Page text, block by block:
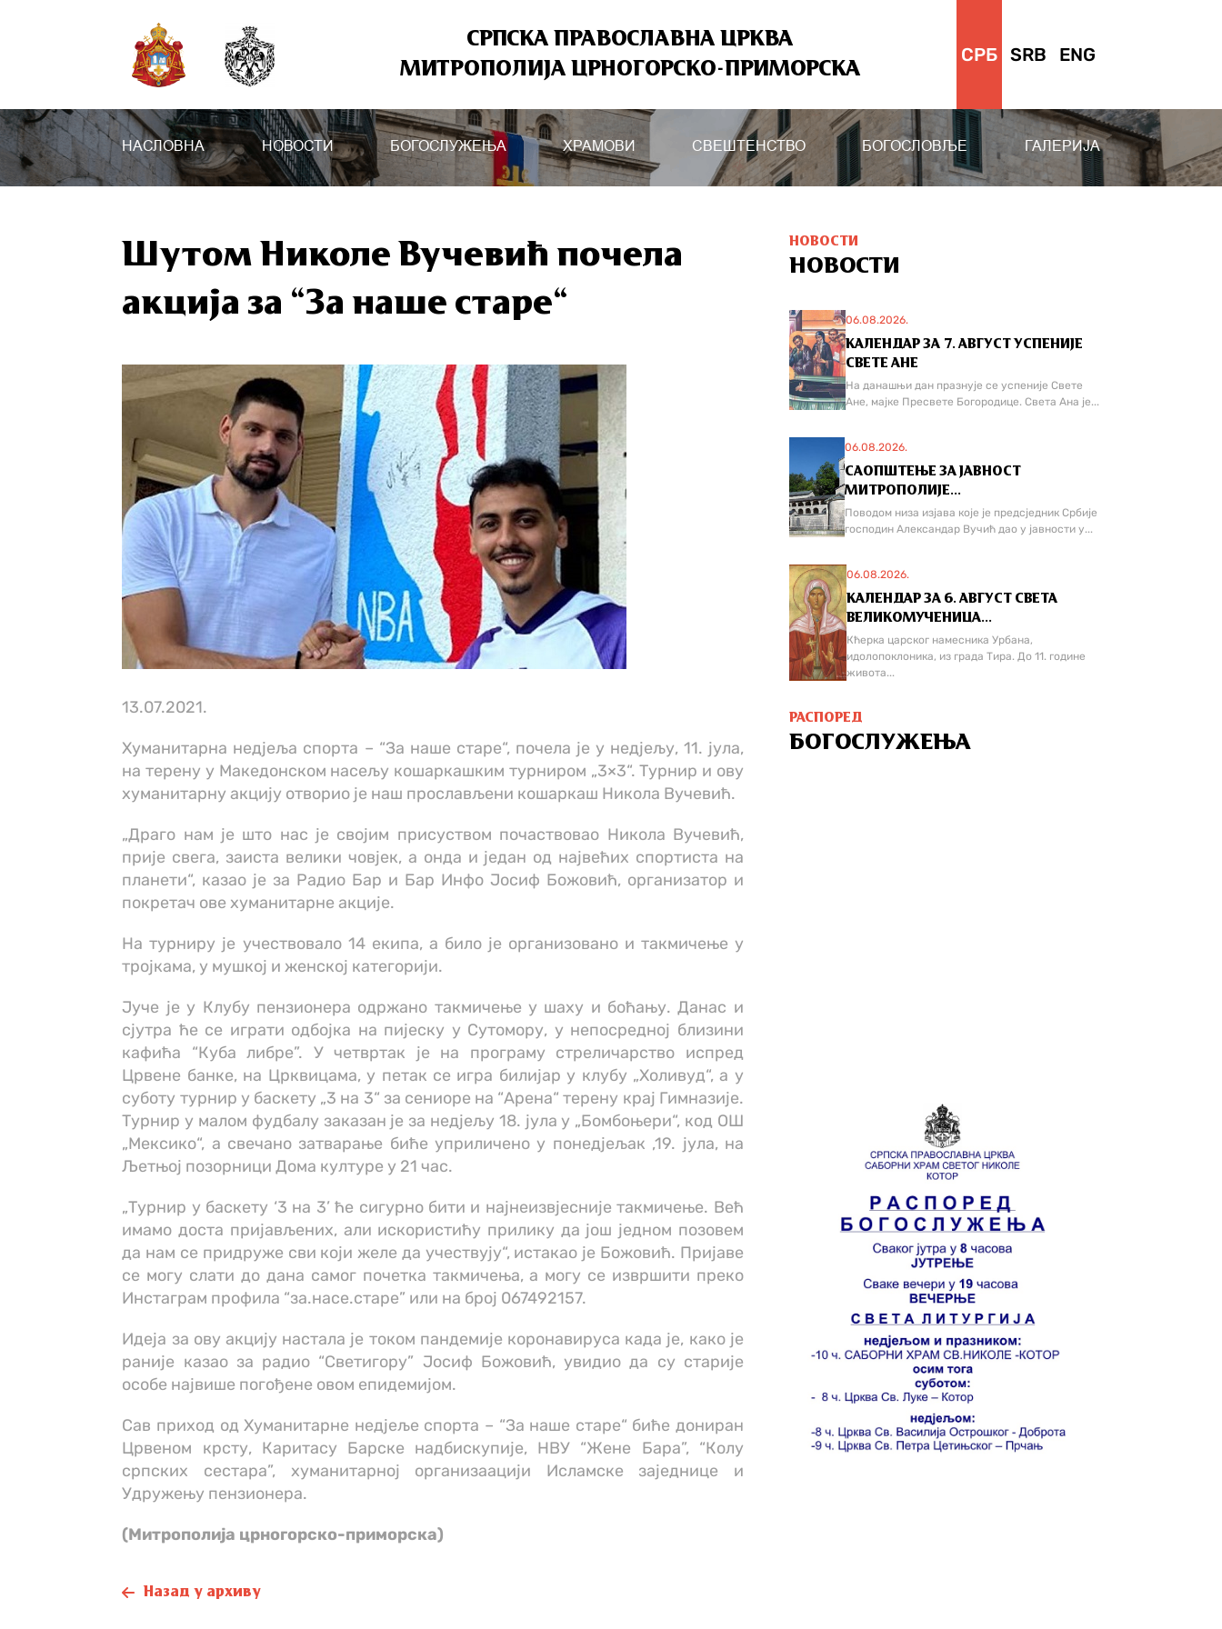
СРПСКА ПРАВОСЛАВНА ЦРКВА
МИТРОПОЛИЈА ЦРНОГОРСКО-ПРИМОРСКА
СРБ SRB ENG
НАСЛОВНА НОВОСТИ БОГОСЛУЖЕЊА ХРАМОВИ СВЕШТЕНСТВО БОГОСЛОВЉЕ ГАЛЕРИЈА
Шутом Николе Вучевић почела
акција за “За наше старе“
13.07.2021.
Хуманитарна недјеља спорта – “За наше старе“, почела је у недјељу, 11. јула,
на терену у Македонском насељу кошаркашким турниром „3×3“. Турнир и ову
хуманитарну акцију отворио је наш прослављени кошаркаш Никола Вучевић.
„Драго нам је што нас је својим присуством почаствовао Никола Вучевић,
прије свега, заиста велики човјек, а онда и један од највећих спортиста на
планети“, казао је за Радио Бар и Бар Инфо Јосиф Божовић, организатор и
покретач ове хуманитарне акције.
На турниру је учествовало 14 екипа, а било је организовано и такмичење у
тројкама, у мушкој и женској категорији.
Јуче је у Клубу пензионера одржано такмичење у шаху и боћању. Данас и
сјутра ће се играти одбојка на пијеску у Сутомору, у непосредној близини
кафића “Куба либре”. У четвртак је на програму стреличарство испред
Црвене банке, на Црквицама, у петак се игра билијар у клубу „Холивуд“, а у
суботу турнир у баскету „3 на 3“ за сениоре на “Арена“ терену крај Гимназије.
Турнир у малом фудбалу заказан је за недјељу 18. јула у „Бомбоњери“, код ОШ
„Мексико“, а свечано затварање биће уприличено у понедјељак ,19. јула, на
Љетњој позорници Дома културе у 21 час.
„Турнир у баскету ‘3 на 3’ ће сигурно бити и најнеизвјесније такмичење. Већ
имамо доста пријављених, али искористићу прилику да још једном позовем
да нам се придруже сви који желе да учествују“, истакао је Божовић. Пријаве
се могу слати до дана самог почетка такмичења, а могу се извршити преко
Инстаграм профила “за.насе.старе” или на број 067492157.
Идеја за ову акцију настала је током пандемије коронавируса када је, како је
раније казао за радио “Светигору” Јосиф Божовић, увидио да су старије
особе највише погођене овом епидемијом.
Сав приход од Хуманитарне недјеље спорта – “За наше старе“ биће дониран
Црвеном крсту, Каритасу Барске надбискупије, НВУ “Жене Бара”, “Колу
српских сестара”, хуманитарној организаацији Исламске заједнице и
Удружењу пензионера.
(Митрополија црногорско-приморска)
Назад у архиву
НОВОСТИ
НОВОСТИ
06.08.2026.
КАЛЕНДАР ЗА 7. АВГУСТ УСПЕНИЈЕ
СВЕТЕ АНЕ
На данашњи дан празнује се успеније Свете
Ане, мајке Пресвете Богородице. Света Ана је...
06.08.2026.
САОПШТЕЊЕ ЗА ЈАВНОСТ
МИТРОПОЛИЈЕ...
Поводом низа изјава које је предсједник Србије
господин Александар Вучић дао у јавности у...
06.08.2026.
КАЛЕНДАР ЗА 6. АВГУСТ СВЕТА
ВЕЛИКОМУЧЕНИЦА...
Кћерка царског намесника Урбана,
идолопоклоника, из града Тира. До 11. године
живота...
РАСПОРЕД
БОГОСЛУЖЕЊА